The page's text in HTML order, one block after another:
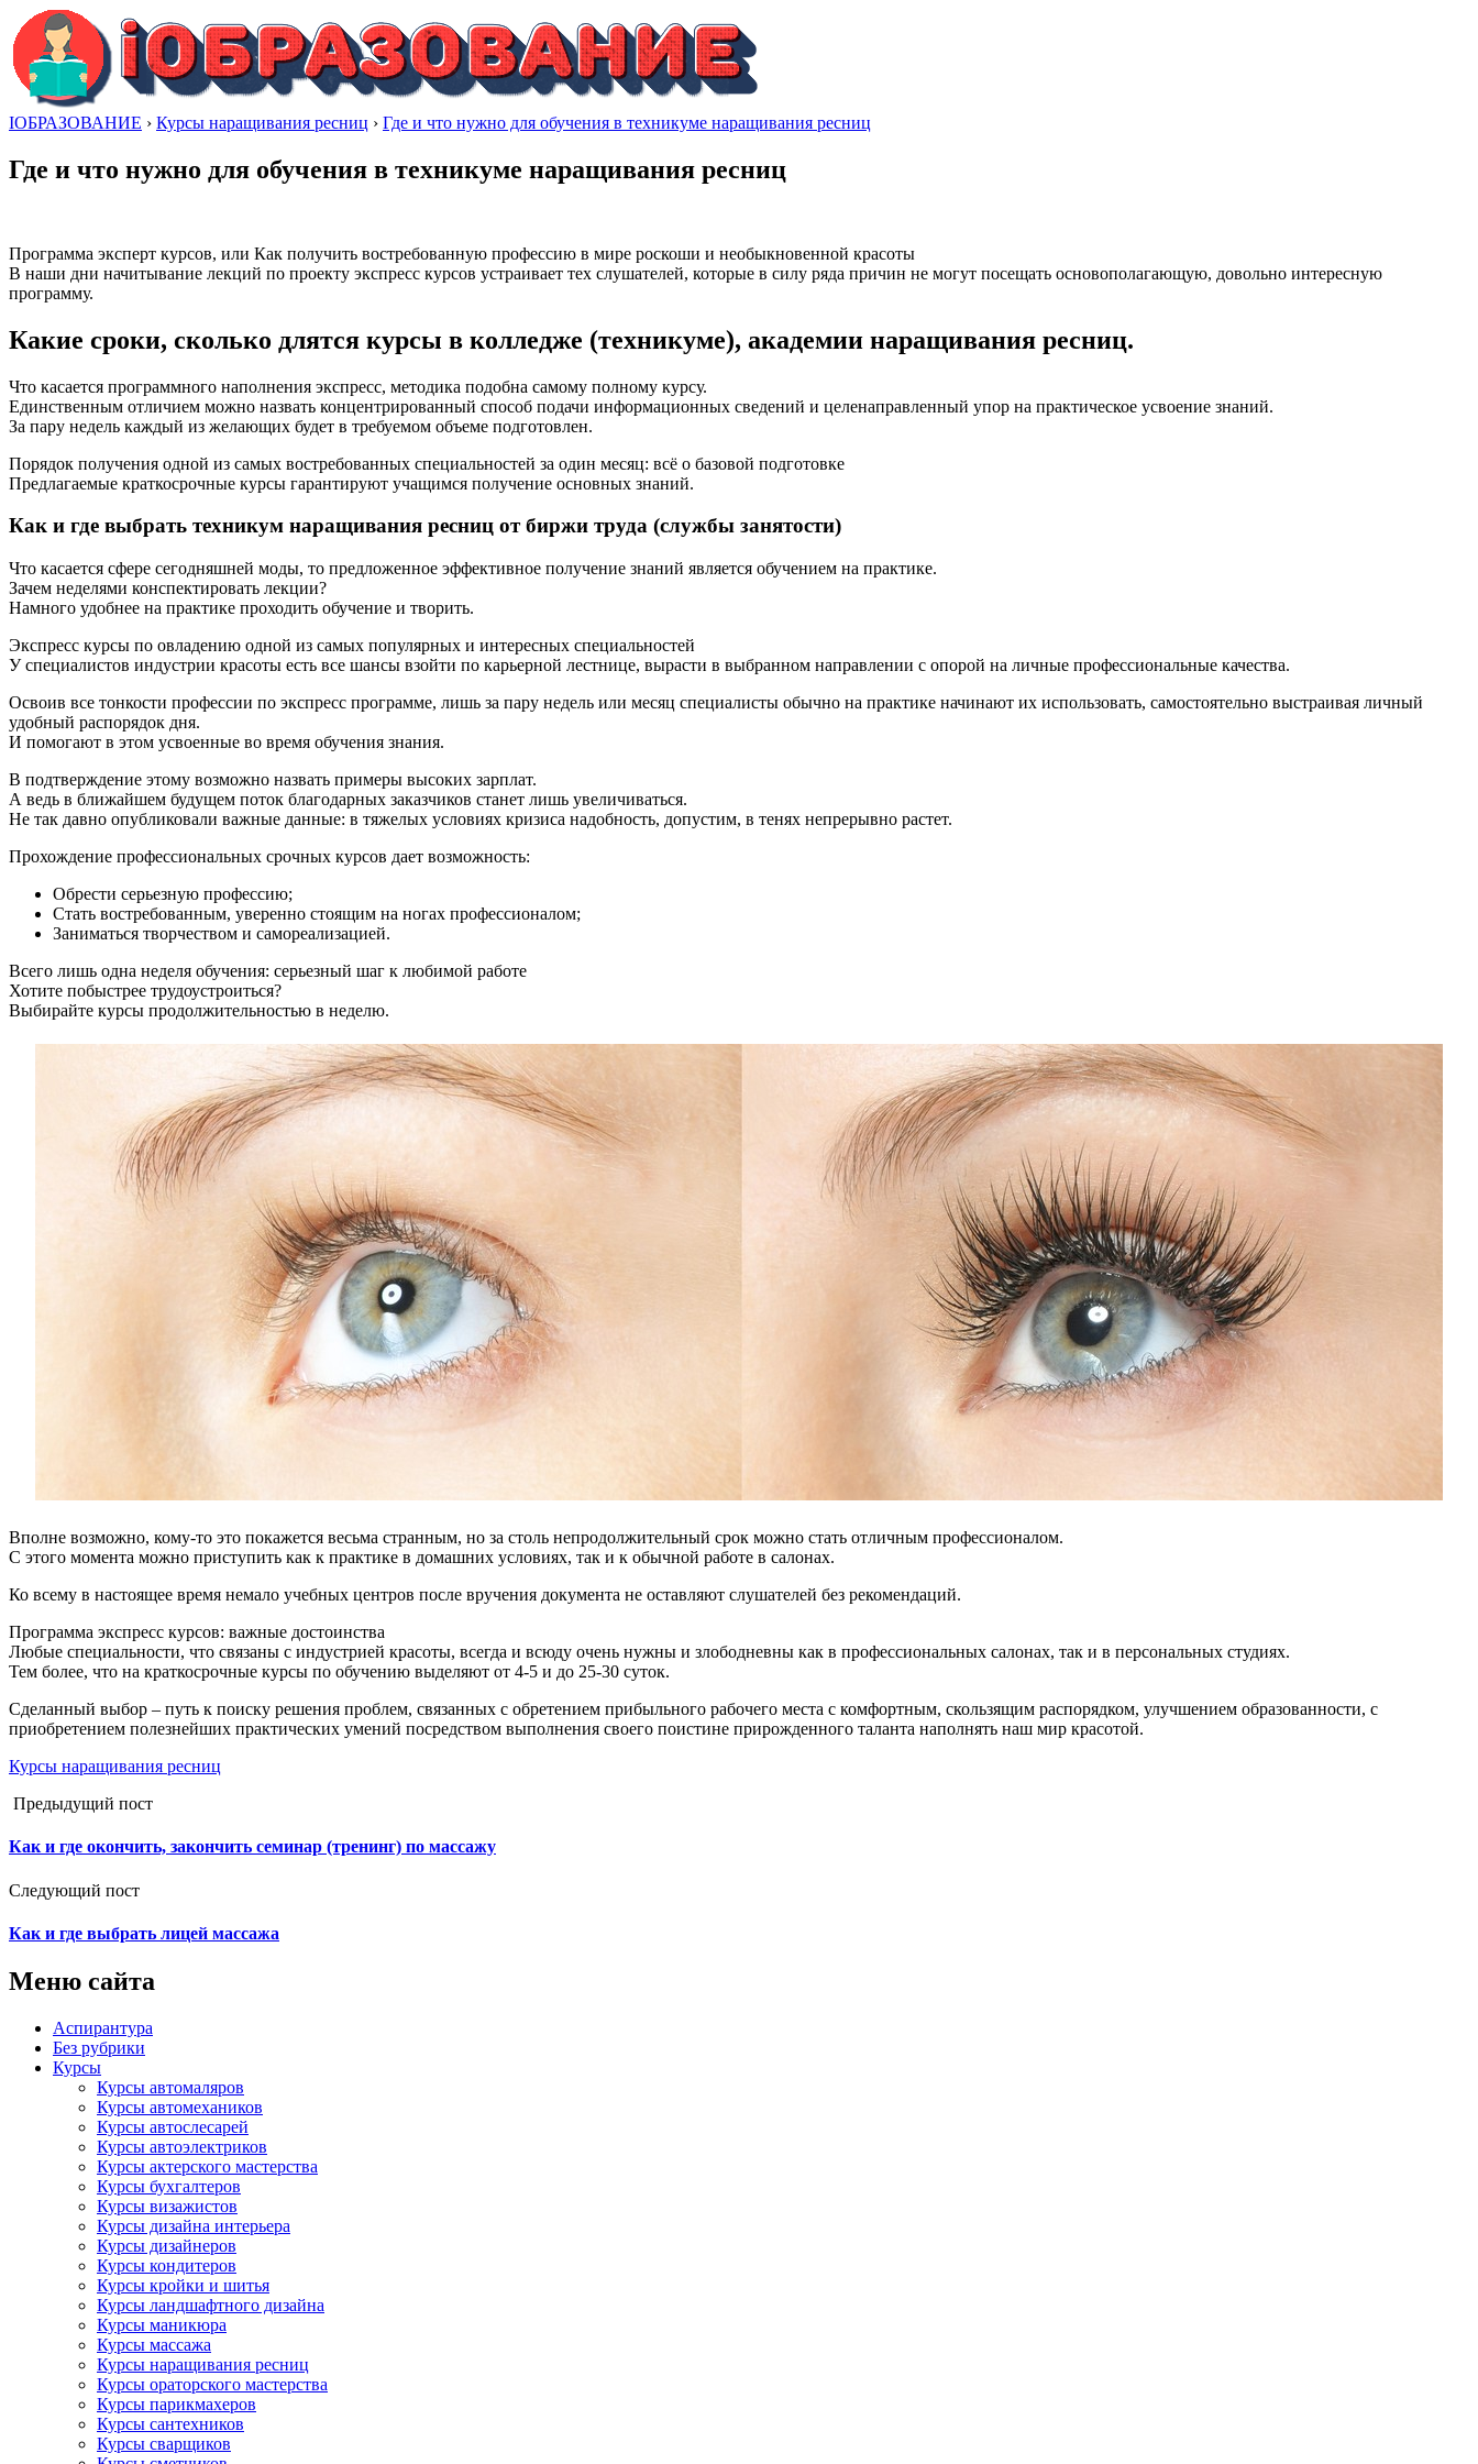
IОБРАЗОВАНИЕ › Курсы наращивания ресниц › Где и что нужно для обучения в техникуме наращивания ресниц
Где и что нужно для обучения в техникуме наращивания ресниц
Программа эксперт курсов, или Как получить востребованную профессию в мире роскоши и необыкновенной красоты
В наши дни начитывание лекций по проекту экспресс курсов устраивает тех слушателей, которые в силу ряда причин не могут посещать основополагающую, довольно интересную
программу.
Какие сроки, сколько длятся курсы в колледже (техникуме), академии наращивания ресниц.
Что касается программного наполнения экспресс, методика подобна самому полному курсу.
Единственным отличием можно назвать концентрированный способ подачи информационных сведений и целенаправленный упор на практическое усвоение знаний.
За пару недель каждый из желающих будет в требуемом объеме подготовлен.
Порядок получения одной из самых востребованных специальностей за один месяц: всё о базовой подготовке
Предлагаемые краткосрочные курсы гарантируют учащимся получение основных знаний.
Как и где выбрать техникум наращивания ресниц от биржи труда (службы занятости)
Что касается сфере сегодняшней моды, то предложенное эффективное получение знаний является обучением на практике.
Зачем неделями конспектировать лекции?
Намного удобнее на практике проходить обучение и творить.
Экспресс курсы по овладению одной из самых популярных и интересных специальностей
У специалистов индустрии красоты есть все шансы взойти по карьерной лестнице, вырасти в выбранном направлении с опорой на личные профессиональные качества.
Освоив все тонкости профессии по экспресс программе, лишь за пару недель или месяц специалисты обычно на практике начинают их использовать, самостоятельно выстраивая личный
удобный распорядок дня.
И помогают в этом усвоенные во время обучения знания.
В подтверждение этому возможно назвать примеры высоких зарплат.
А ведь в ближайшем будущем поток благодарных заказчиков станет лишь увеличиваться.
Не так давно опубликовали важные данные: в тяжелых условиях кризиса надобность, допустим, в тенях непрерывно растет.
Прохождение профессиональных срочных курсов дает возможность:
Обрести серьезную профессию;
Стать востребованным, уверенно стоящим на ногах профессионалом;
Заниматься творчеством и самореализацией.
Всего лишь одна неделя обучения: серьезный шаг к любимой работе
Хотите побыстрее трудоустроиться?
Выбирайте курсы продолжительностью в неделю.
Вполне возможно, кому-то это покажется весьма странным, но за столь непродолжительный срок можно стать отличным профессионалом.
С этого момента можно приступить как к практике в домашних условиях, так и к обычной работе в салонах.
Ко всему в настоящее время немало учебных центров после вручения документа не оставляют слушателей без рекомендаций.
Программа экспресс курсов: важные достоинства
Любые специальности, что связаны с индустрией красоты, всегда и всюду очень нужны и злободневны как в профессиональных салонах, так и в персональных студиях.
Тем более, что на краткосрочные курсы по обучению выделяют от 4-5 и до 25-30 суток.
Сделанный выбор – путь к поиску решения проблем, связанных с обретением прибыльного рабочего места с комфортным, скользящим распорядком, улучшением образованности, с
приобретением полезнейших практических умений посредством выполнения своего поистине прирожденного таланта наполнять наш мир красотой.
Курсы наращивания ресниц
Предыдущий пост
Как и где окончить, закончить семинар (тренинг) по массажу
Следующий пост
Как и где выбрать лицей массажа
Меню сайта
Аспирантура
Без рубрики
Курсы
Курсы автомаляров
Курсы автомехаников
Курсы автослесарей
Курсы автоэлектриков
Курсы актерского мастерства
Курсы бухгалтеров
Курсы визажистов
Курсы дизайна интерьера
Курсы дизайнеров
Курсы кондитеров
Курсы кройки и шитья
Курсы ландшафтного дизайна
Курсы маникюра
Курсы массажа
Курсы наращивания ресниц
Курсы ораторского мастерства
Курсы парикмахеров
Курсы сантехников
Курсы сварщиков